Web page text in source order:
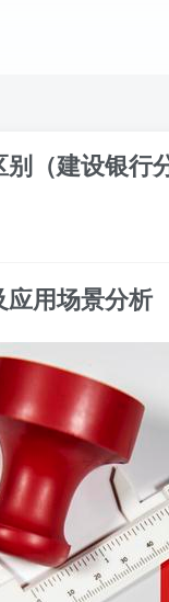
（建设银行
用场景分析